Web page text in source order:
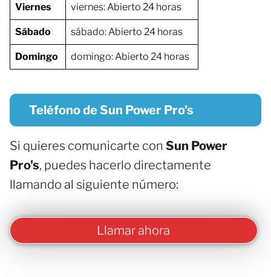
Viernes viernes: Abierto 24 horas
Sábado sábado: Abierto 24 horas
Domingo domingo: Abierto 24 horas
Teléfono de Sun Power Pro's
Si quieres comunicarte con Sun Power
Pro's, puedes hacerlo directamente
llamando al siguiente número:
Llamar ahora